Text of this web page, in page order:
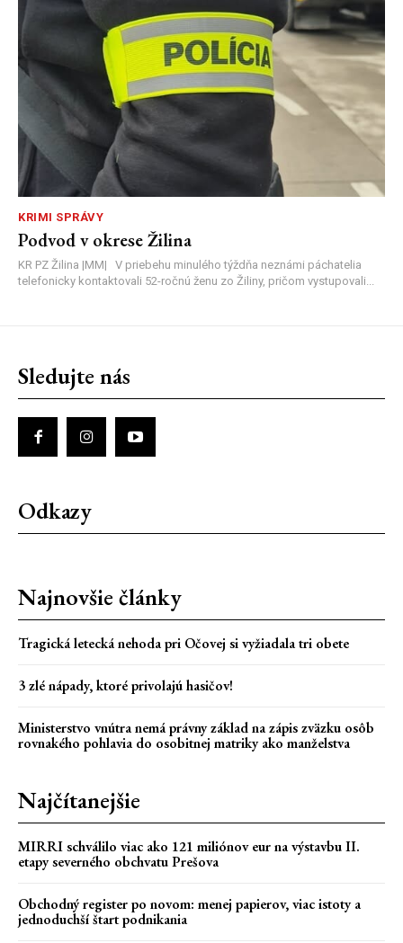
KRIMI SPRÁVY
Podvod v okrese Žilina
KR PZ Žilina |MM| V priebehu minulého týždňa neznámi páchatelia
telefonicky kontaktovali 52-ročnú ženu zo Žiliny, pričom vystupovali...
Sledujte nás
Odkazy
Najnovšie články
Tragická letecká nehoda pri Očovej si vyžiadala tri obete
3 zlé nápady, ktoré privolajú hasičov!
Ministerstvo vnútra nemá právny základ na zápis zväzku osôb
rovnakého pohlavia do osobitnej matriky ako manželstva
Najčítanejšie
MIRRI schválilo viac ako 121 miliónov eur na výstavbu II.
etapy severného obchvatu Prešova
Obchodný register po novom: menej papierov, viac istoty a
jednoduchší štart podnikania